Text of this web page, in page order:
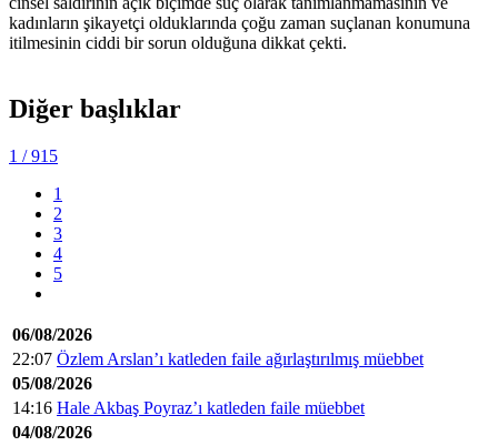
kadınların şikayetçi olduklarında çoğu zaman suçlanan konumuna
itilmesinin ciddi bir sorun olduğuna dikkat çekti.
Diğer başlıklar
1 / 915
1
2
3
4
5
06/08/2026
22:07 Özlem Arslan’ı katleden faile ağırlaştırılmış müebbet
05/08/2026
14:16 Hale Akbaş Poyraz’ı katleden faile müebbet
04/08/2026